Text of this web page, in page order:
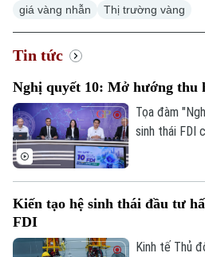
giá vàng nhẫn
Thị trường vàng
Tin tức
Nghị quyết 10: Mở hướng thu
Tọa đàm
sinh thái FDI
tiên thu hút
hướng chất
Kiến tạo hệ sinh thái đầu tư
FDI
Kinh tế Thủ